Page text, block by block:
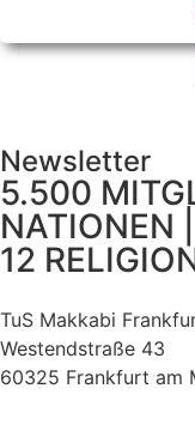
Newsletter
5.500
NATIONEN
12
TuS Makkabi
Westendstraße 43
60325 Frankfurt am